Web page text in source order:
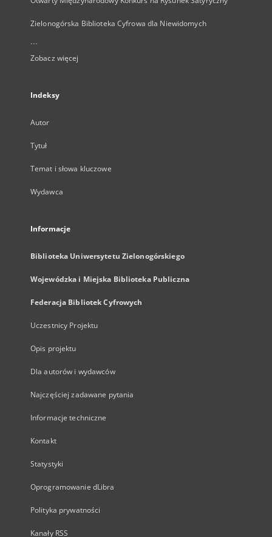
Zielonogórska Biblioteka Cyfrowa dla Niewidomych
...
Zobacz więcej
Indeksy
Autor
Tytuł
Temat i słowa kluczowe
Wydawca
Informacje
Biblioteka Uniwersytetu Zielonogórskiego
Wojewódzka i Miejska Biblioteka Publiczna
Federacja Bibliotek Cyfrowych
Uczestnicy Projektu
Opis projektu
Dla autorów i wydawców
Najczęściej zadawane pytania
Informacje techniczne
Kontakt
Statystyki
Oprogramowanie dLibra
Polityka prywatności
Kanały RSS